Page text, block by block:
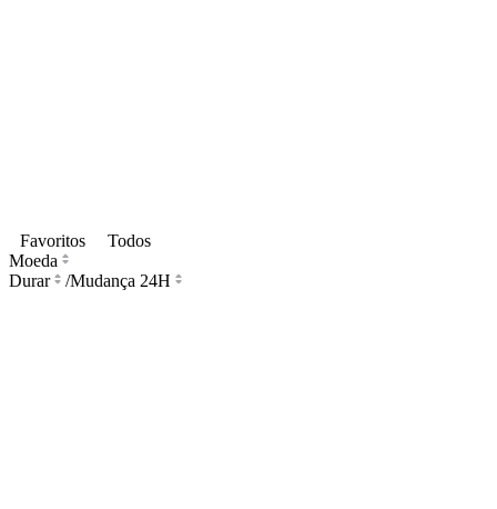
Favoritos
Todos
Moeda
Durar
/Mudança 24H